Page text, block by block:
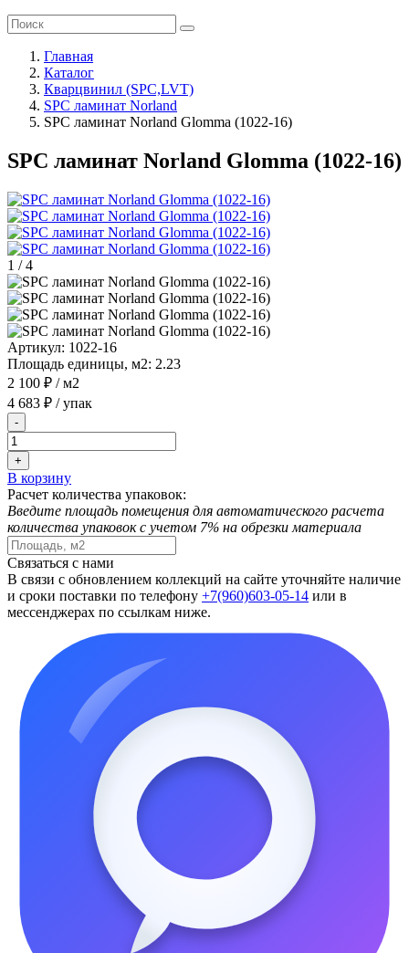
Главная
Каталог
Кварцвинил (SPC,LVT)
SPC ламинат Norland
SPC ламинат Norland Glomma (1022-16)
SPC ламинат Norland Glomma (1022-16)
1 /4
Артикул: 1022-16
Площадь единицы, м2: 2.23
2 100 ₽ / м2
4 683 ₽ / упак
-
+
В корзину
Расчет количества упаковок:
Введите площадь помещения для автоматического расчета
количества упаковок с учетом 7% на обрезки материала
Связаться с нами
В связи с обновлением коллекций на сайте уточняйте наличие
и сроки поставки по телефону +7(960)603-05-14 или в
мессенджерах по ссылкам ниже.